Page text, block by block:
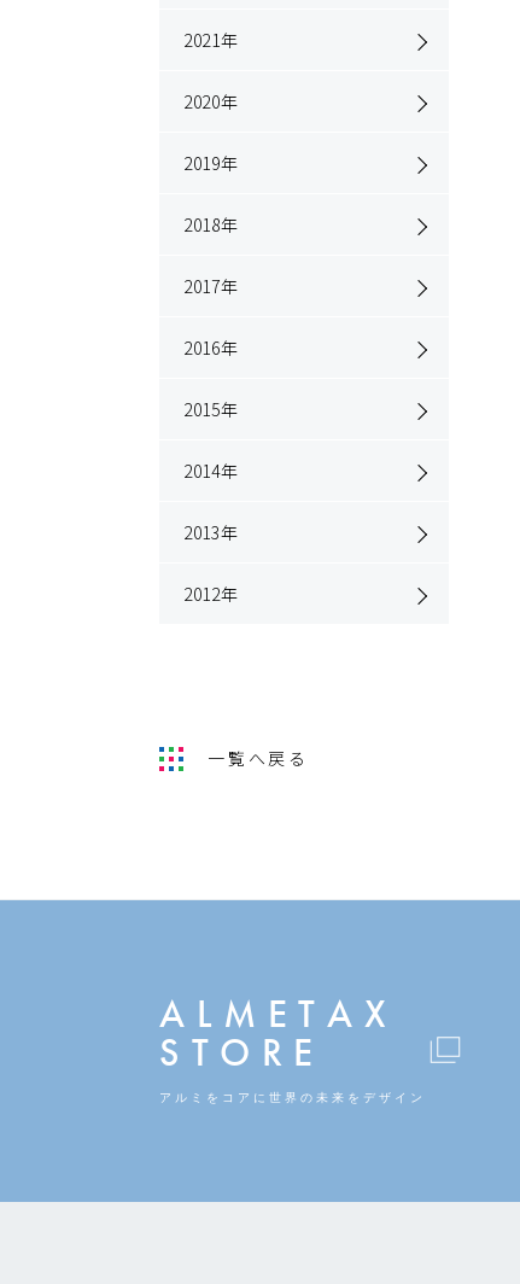
2021年
2020年
2019年
2018年
2017年
2016年
2015年
2014年
2013年
2012年
一覧へ戻る
ALMETAX
STORE
アルミをコアに 世界の未来をデザイン